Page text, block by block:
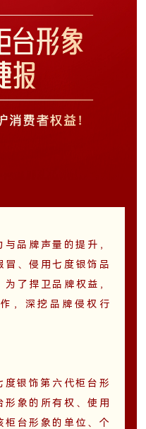
品牌声量的提升，
冒、侵用七度银饰品
了捍卫品牌权益，
，深挖品牌侵权行
银饰第六代柜台形
形象的所有权、使用
柜台形象的单位、个